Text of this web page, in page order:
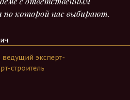
которой нас выбирают.
эксперт-
строитель